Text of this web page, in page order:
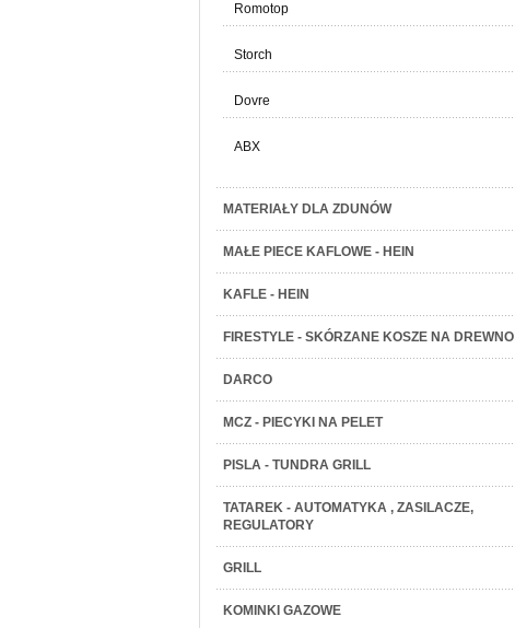
Romotop
Storch
Dovre
ABX
MATERIAŁY DLA ZDUNÓW
MAŁE PIECE KAFLOWE - HEIN
KAFLE - HEIN
FIRESTYLE - SKÓRZANE KOSZE NA DREWNO
DARCO
MCZ - PIECYKI NA PELET
PISLA - TUNDRA GRILL
TATAREK - AUTOMATYKA , ZASILACZE,
REGULATORY
GRILL
KOMINKI GAZOWE